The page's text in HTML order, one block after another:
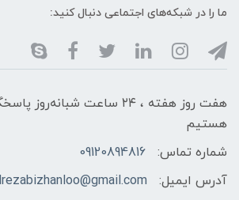
ما را در شبکه‌های اجتماعی دنبال کنید:
هفت روز هفته ، ۲۴ ساعت
هستیم
شماره تماس:
09120894816
آدرس ایمیل: